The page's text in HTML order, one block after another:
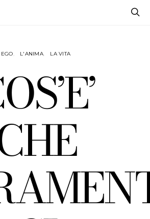
EGO L'ANIMA LA VITA